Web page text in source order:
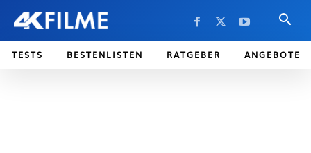
TESTS BESTENLISTEN RATGEBER ANGEBOTE